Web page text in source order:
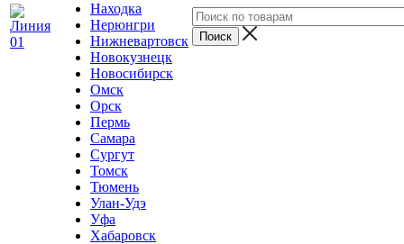
Находка
Нерюнгри
Нижневартовск
Новокузнецк
Новосибирск
Омск
Орск
Пермь
Самара
Сургут
Томск
Тюмень
Улан-Удэ
Уфа
Хабаровск